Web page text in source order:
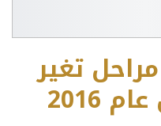
تغير